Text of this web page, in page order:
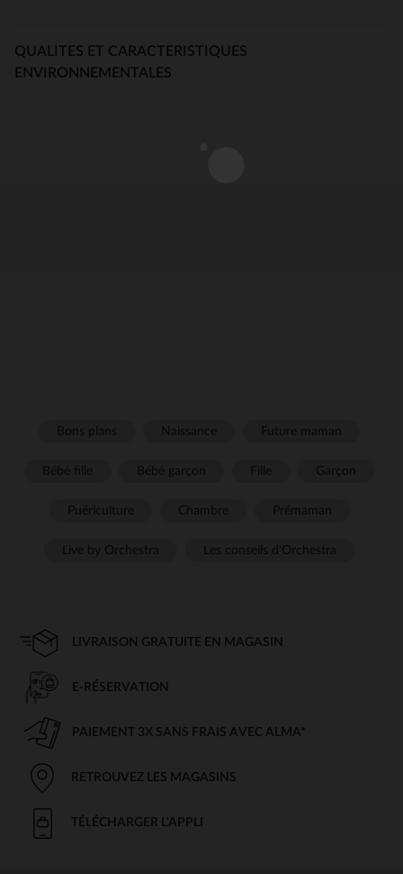
QUALITES ET CARACTERISTIQUES
ENVIRONNEMENTALES
LIVRAISON GRATUITE EN MAGASIN
E-RÉSERVATION
PAIEMENT 3X SANS FRAIS AVEC ALMA*
RETROUVEZ LES MAGASINS
TÉLÉCHARGER L'APPLI